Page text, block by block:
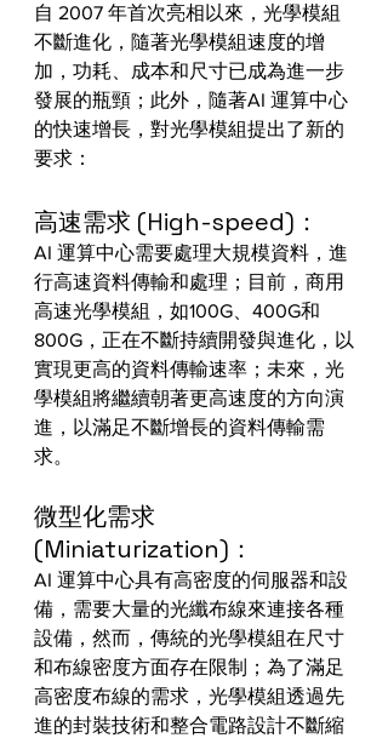
自 2007 年首次亮相以來，光學模組
不斷進化，隨著光學模組速度的增
加，功耗、成本和尺寸已成為進一步
發展的瓶頸；此外，隨著AI 運算中心
的快速增長，對光學模組提出了新的
要求：
高速需求 (High-speed)：
AI 運算中心需要處理大規模資料，進
行高速資料傳輸和處理；目前，商用
高速光學模組，如100G、400G和
800G，正在不斷持續開發與進化，以
實現更高的資料傳輸速率；未來，光
學模組將繼續朝著更高速度的方向演
進，以滿足不斷增長的資料傳輸需
求。
微型化需求
(Miniaturization)：
AI 運算中心具有高密度的伺服器和設
備，需要大量的光纖布線來連接各種
設備，然而，傳統的光學模組在尺寸
和布線密度方面存在限制；為了滿足
高密度布線的需求，光學模組透過先
進的封裝技術和整合電路設計不斷縮